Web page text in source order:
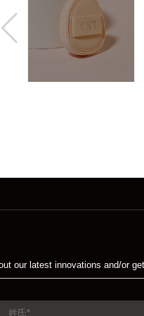
our latest innovations and/or